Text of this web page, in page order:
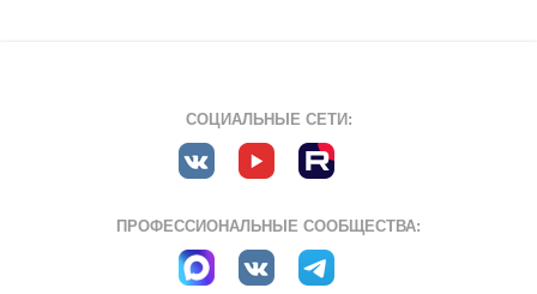
СОЦИАЛЬНЫЕ СЕТИ:
ПРОФЕССИОНАЛЬНЫЕ СООБЩЕСТВА: